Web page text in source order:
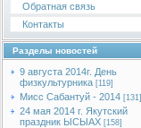
Обратная связь
Контакты
Разделы новостей
9 августа 2014г. День
физкультурника [119]
Мисс Сабантуй - 2014 [131]
24 мая 2014 г. Якутский
праздник ЫСЫАХ [158]